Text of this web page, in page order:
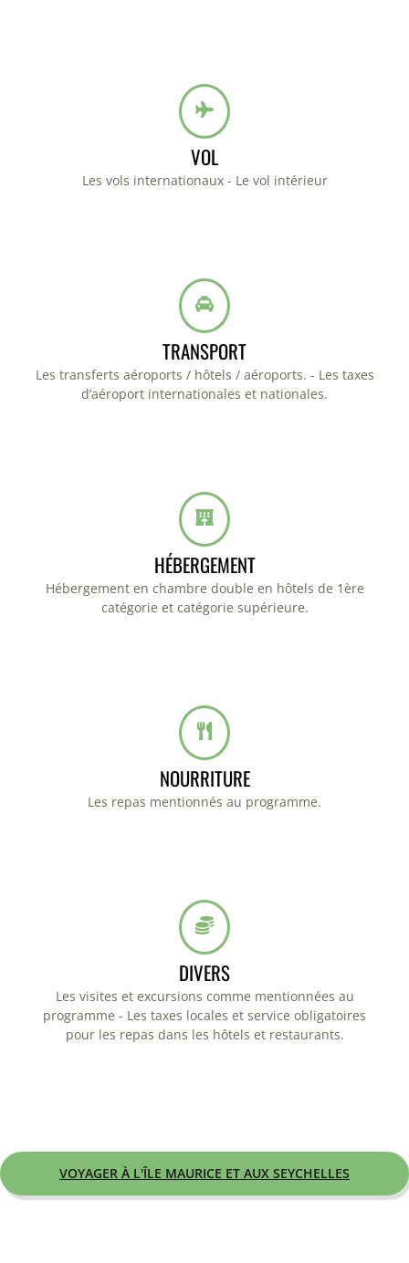
VOL
Les vols internationaux - Le vol intérieur
TRANSPORT
Les transferts aéroports / hôtels / aéroports. - Les taxes
d’aéroport internationales et nationales.
HÉBERGEMENT
Hébergement en chambre double en hôtels de 1ère
catégorie et catégorie supérieure.
NOURRITURE
Les repas mentionnés au programme.
DIVERS
Les visites et excursions comme mentionnées au
programme - Les taxes locales et service obligatoires
pour les repas dans les hôtels et restaurants.
VOYAGER À L'ÎLE MAURICE ET AUX SEYCHELLES